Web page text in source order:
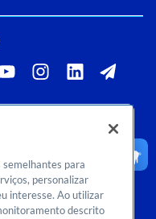
Email:
falesebraerio@rj.sebrae.com.br
para
personalizar
interesse. Ao utilizar
descrito